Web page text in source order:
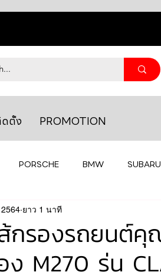
ตั้ง PROMOTION
PORSCHE BMW SUBARU
ยนต์ AUDI
TOYOTA HONDA
ส้กรองรถยนต์
ง M270 รุ่น
ยาว 1 นาที